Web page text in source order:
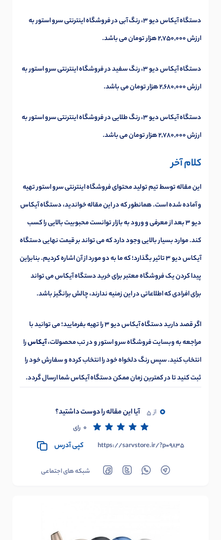
دستگاه آیکاس دیو 3، رنگ آبی در فروشگاه اینترنتی سرو استور به
ارزش 2,750,000 هزار تومان می باشد.
دستگاه آیکاس دیو 3، رنگ سفید در فروشگاه اینترنتی سرو استور به
ارزش 2,680,000 هزار تومان می باشد.
دستگاه آیکاس دیو 3، رنگ طلایی در فروشگاه اینترنتی سرو استور به
ارزش 2,780,000 هزار تومان می باشد.
کلام آخر
این مقاله توسط تیم تولید محتوای فروشگاه اینترنتی سرو استور تهیه
و آماده شده است. همانطور که در این مقاله خواندید، دستگاه آیکاس
دیو 3 بعد از معرفی و ورود به بازار توانست محبوبیت بالایی را کسب
کند. موارد بسیار بالایی وجود دارد که می تواند بر قیمت نهایی دستگاه
آیکاس دیو 3 تاثیر بگذارد؛ که ما به دو مورد از آن اشاره کردیم. بنابراین
پیدا کردن یک فروشگاه معتبر برای خرید دستگاه آیکاس می تواند
برای افرادی که اطلاعاتی در این زمنیه ندارند، چالش برانگیز باشد.
اگر قصد دارید دستگاه آیکاس دیو 3 را تهیه بفرمایید؛ می توانید با
مراجعه به وبسایت فروشگاه سرو استور و در تب محصولات،آیکاسرا
انتخاب کنید. سپس رنگ دلخواه خود را انتخاب کرده و سفارش خود را
ثبت کنید تا در کمترین زمان ممکن دستگاه آیکاس شما ارسال گردد.
0 از 5 آیا این مقاله را دوست داشتید؟
0 رای
https://sarvstore.ir/?p=9835
کپی آدرس
شبکه های اجتماعی